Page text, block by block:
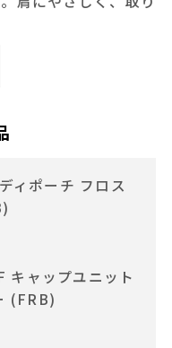
ィポーチ フロス
キャップユニット
(FRB)